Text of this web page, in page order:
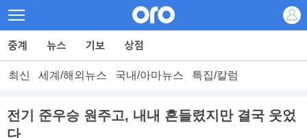
최신 세계/해외뉴스 국내/아마뉴스 특집/칼럼
전기 준우승 원주고, 내내 흔들렸지만 결국 웃었
다